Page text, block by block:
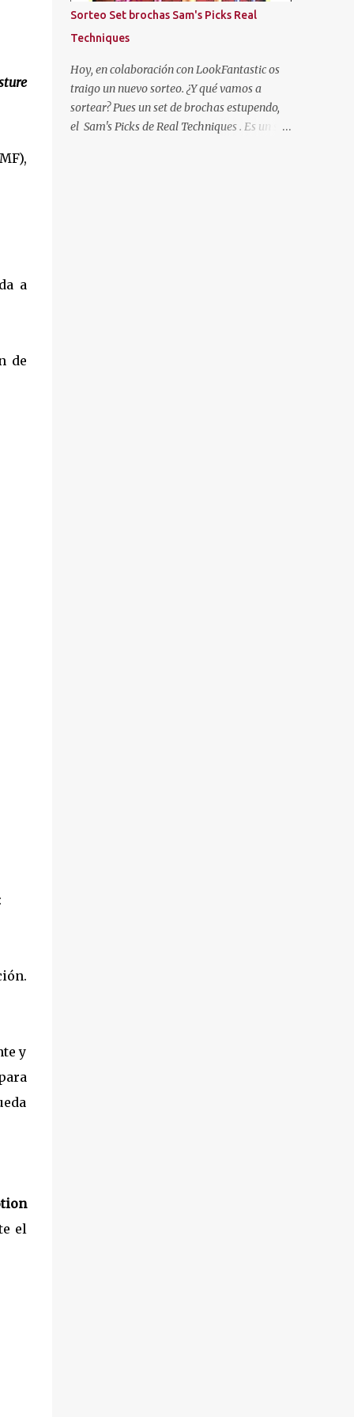
a
de
y
el
más oscuras, con las puntas más claras,
y jugar con mi pelo, decidí volver a
dejármelo crecer y dejarlo de "su color". Pero
como ya os he dicho al principio, mi color de
pelo es SOSO, así que algo había que hacer.
Entonces descubrí un producto que se
Sorteo Set brochas Sam's Picks Real
Techniques
Hoy, en colaboración con LookFantastic os
traigo un nuevo sorteo. ¿Y qué vamos a
sortear? Pues un set de brochas estupendo,
el Sam's Picks de Real Techniques . Es un set